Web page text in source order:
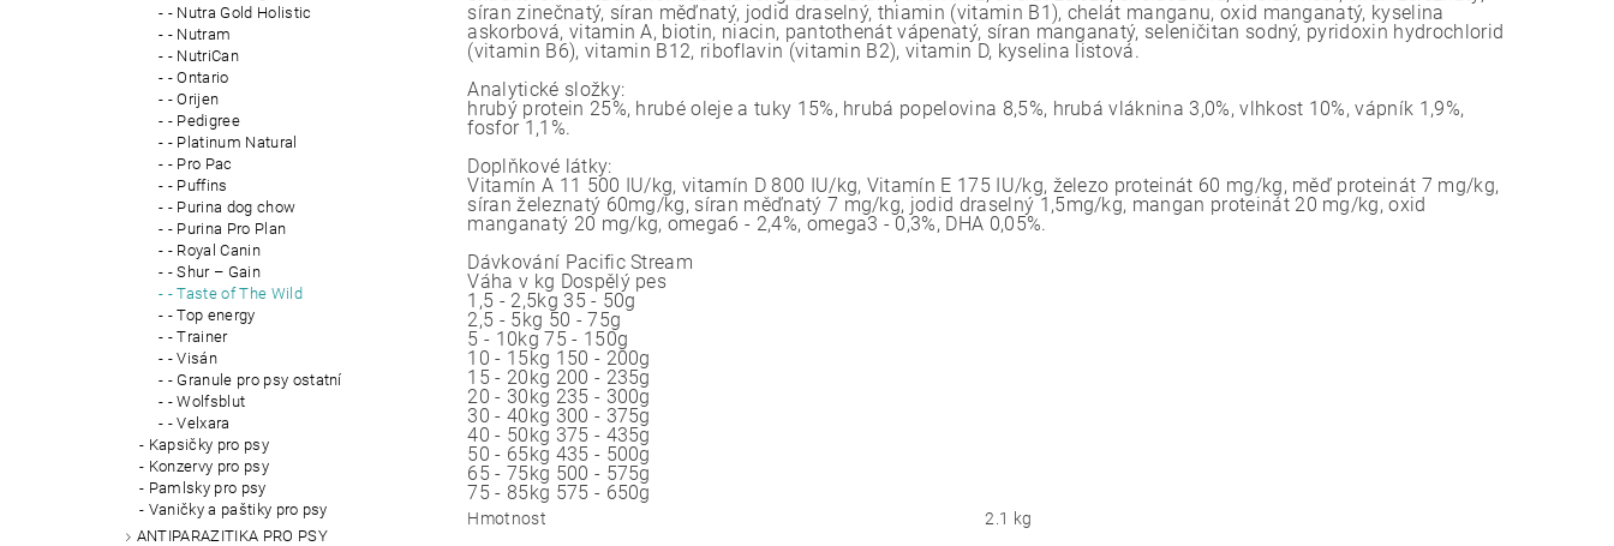
- Nutra Gold Holistic
- Nutram
- NutriCan
- Ontario
- Orijen
- Pedigree
- Platinum Natural
- Pro Pac
- Puffins
- Purina dog chow
- Purina Pro Plan
- Royal Canin
- Shur – Gain
- Taste of The Wild
- Top energy
- Trainer
- Visán
- Granule pro psy ostatní
- Wolfsblut
- Velxara
Kapsičky pro psy
Konzervy pro psy
Pamlsky pro psy
Vaničky a paštiky pro psy
ANTIPARAZITIKA PRO PSY
síran zinečnatý, síran měďnatý, jodid draselný, thiamin (vitamin B1), chelát manganu, oxid manganatý, kyselina
askorbová, vitamin A, biotin, niacin, pantothenát vápenatý, síran manganatý, seleničitan sodný, pyridoxin hydrochlorid
(vitamin B6), vitamin B12, riboflavin (vitamin B2), vitamin D, kyselina listová.
Analytické složky:
hrubý protein 25%, hrubé oleje a tuky 15%, hrubá popelovina 8,5%, hrubá vláknina 3,0%, vlhkost 10%, vápník 1,9%,
fosfor 1,1%.
Doplňkové látky:
Vitamín A 11 500 IU/kg, vitamín D 800 IU/kg, Vitamín E 175 IU/kg, železo proteinát 60 mg/kg, měď proteinát 7 mg/kg,
síran železnatý 60mg/kg, síran měďnatý 7 mg/kg, jodid draselný 1,5mg/kg, mangan proteinát 20 mg/kg, oxid
manganatý 20 mg/kg, omega6 - 2,4%, omega3 - 0,3%, DHA 0,05%.
Dávkování Pacific Stream
Váha v kg Dospělý pes
1,5 - 2,5kg 35 - 50g
2,5 - 5kg 50 - 75g
5 - 10kg 75 - 150g
10 - 15kg 150 - 200g
15 - 20kg 200 - 235g
20 - 30kg 235 - 300g
30 - 40kg 300 - 375g
40 - 50kg 375 - 435g
50 - 65kg 435 - 500g
65 - 75kg 500 - 575g
75 - 85kg 575 - 650g
Hmotnost 2.1 kg